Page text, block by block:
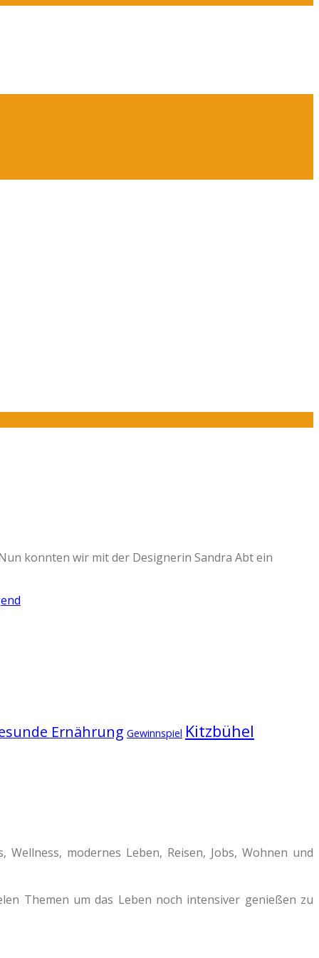
konnten wir mit der Designerin Sandra Abt ein
Ernährung Gewinnspiel Kitzbühel
modernes Leben, Reisen, Jobs, Wohnen und
Themen um das Leben noch intensiver genießen zu